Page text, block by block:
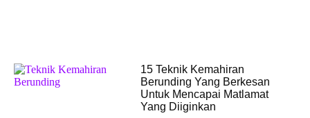
15 Teknik Kemahiran
Berunding Yang Berkesan
Untuk Mencapai Matlamat
Yang Diiginkan